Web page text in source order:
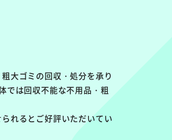
大ゴミの回収・処分を承り
では回収不能な不用品・粗
れるとご好評いただいてい